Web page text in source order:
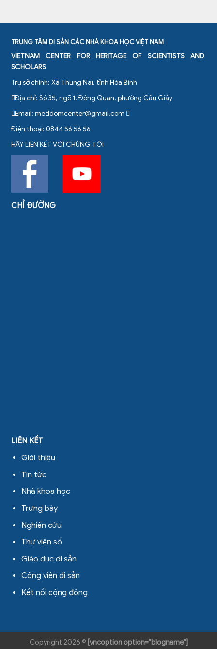
TRUNG TÂM DI SẢN CÁC NHÀ KHOA HỌC VIỆT NAM
VIETNAM CENTER FOR HERITAGE OF SCIENTISTS AND
SCHOLARS
Trụ sở chính: Xã Thung Nai, tỉnh Hòa Bình
Địa chỉ: Số 35, ngõ 1, Đông Quan, phường Cầu Giấy
Email: meddomcenter@gmail.com
Điện thoại: 0844 56 56 56
HÃY LIÊN KẾT VỚI CHÚNG TÔI
CHỈ ĐƯỜNG
LIÊN KẾT
Giới thiệu
Tin tức
Nhà khoa học
Trưng bày
Nghiên cứu
Thư viện số
Giáo dục di sản
Công viên di sản
Kết nối cộng đồng
Copyright 2026 © [vncoption option="blogname"]